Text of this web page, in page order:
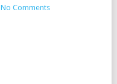
No Comments